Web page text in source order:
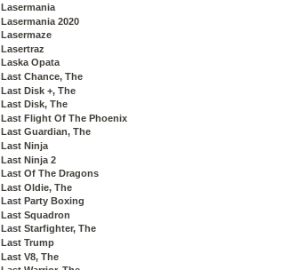
Lasermania
Lasermania 2020
Lasermaze
Lasertraz
Laska Opata
Last Chance, The
Last Disk +, The
Last Disk, The
Last Flight Of The Phoenix
Last Guardian, The
Last Ninja
Last Ninja 2
Last Of The Dragons
Last Oldie, The
Last Party Boxing
Last Squadron
Last Starfighter, The
Last Trump
Last V8, The